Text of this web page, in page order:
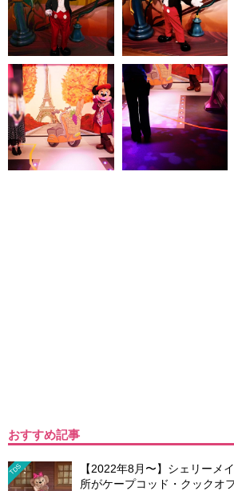
おすすめ記事
TDS
【2022年8月〜】シェリーメ
所がケープコッド・クックオ